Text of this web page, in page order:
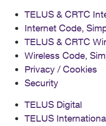
TELUS & CRTC
Internet Code,
TELUS & CRTC
Wireless Code,
Privacy / Cookies
Security
TELUS Digital
TELUS